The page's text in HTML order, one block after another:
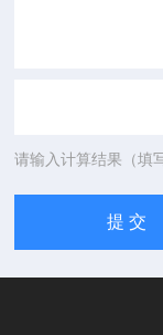
请输入计算结果（填